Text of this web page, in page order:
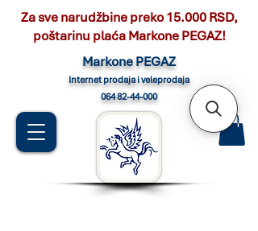
Markone PEGAZ
Internet prodaja i veleprodaja
064 82-44-000
Za sve narudžbine preko 15.000 RSD,
poštarinu plaća Markone PEGAZ!